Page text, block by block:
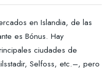
en Islandia, de las
es Bónus. Hay
ciudades de
Selfoss, etc.–, pero